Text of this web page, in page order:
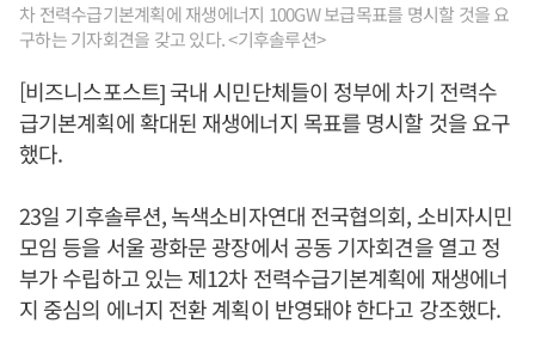
차 전력수급기본계획에 재생에너지 100GW 보급목표를 명시할 것을 요
구하는 기자회견을 갖고 있다. <기후솔루션>
[비즈니스포스트] 국내 시민단체들이 정부에 차기 전력수
급기본계획에 확대된 재생에너지 목표를 명시할 것을 요구
했다.
23일 기후솔루션, 녹색소비자연대 전국협의회, 소비자시민
모임 등을 서울 광화문 광장에서 공동 기자회견을 열고 정
부가 수립하고 있는 제12차 전력수급기본계획에 재생에너
지 중심의 에너지 전환 계획이 반영돼야 한다고 강조했다.